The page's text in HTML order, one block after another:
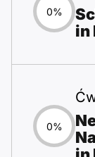
0%
in
0%